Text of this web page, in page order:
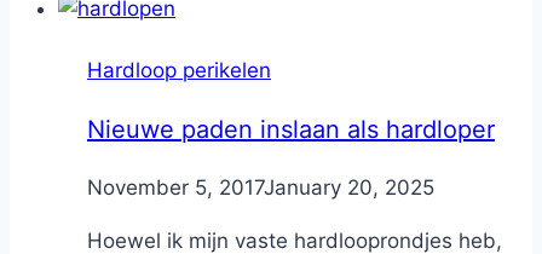
Hardloop perikelen
Nieuwe paden inslaan als hardloper
ByNicole
November 5, 2017January 20, 2025
Hoewel ik mijn vaste hardlooprondjes heb,